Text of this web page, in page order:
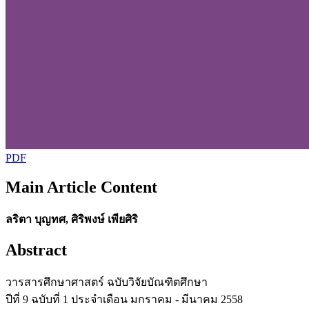
PDF
Main Article Content
ลริตา บุญทศ, ศิริพงษ์ เพียศิริ
Abstract
วารสารศึกษาศาสตร์ ฉบับวิจัยบัณฑิตศึกษา
ปีที่ 9 ฉบับที่ 1 ประจำเดือน มกราคม - มีนาคม 2558